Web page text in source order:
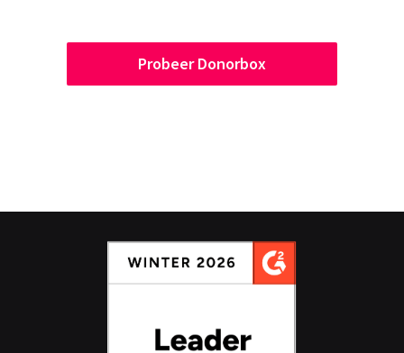
Probeer Donorbox